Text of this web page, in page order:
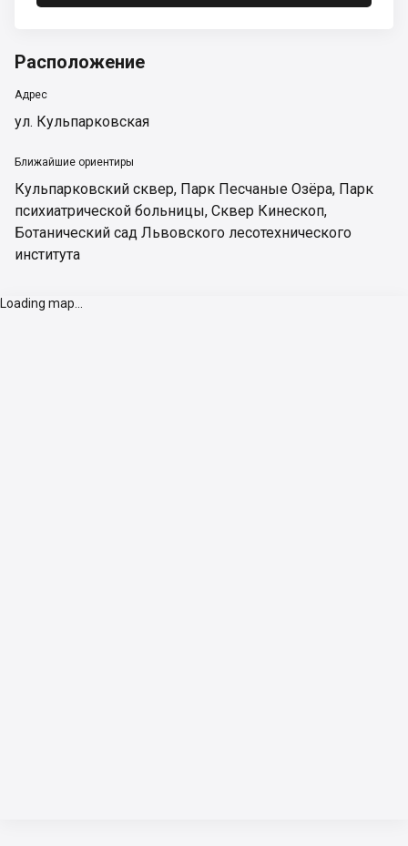
Расположение
Адрес
ул. Кульпарковская
Ближайшие ориентиры
Кульпарковский сквер, Парк Песчаные Озёра, Парк
психиатрической больницы, Сквер Кинескоп,
Ботанический сад Львовского лесотехнического
института
Loading map...